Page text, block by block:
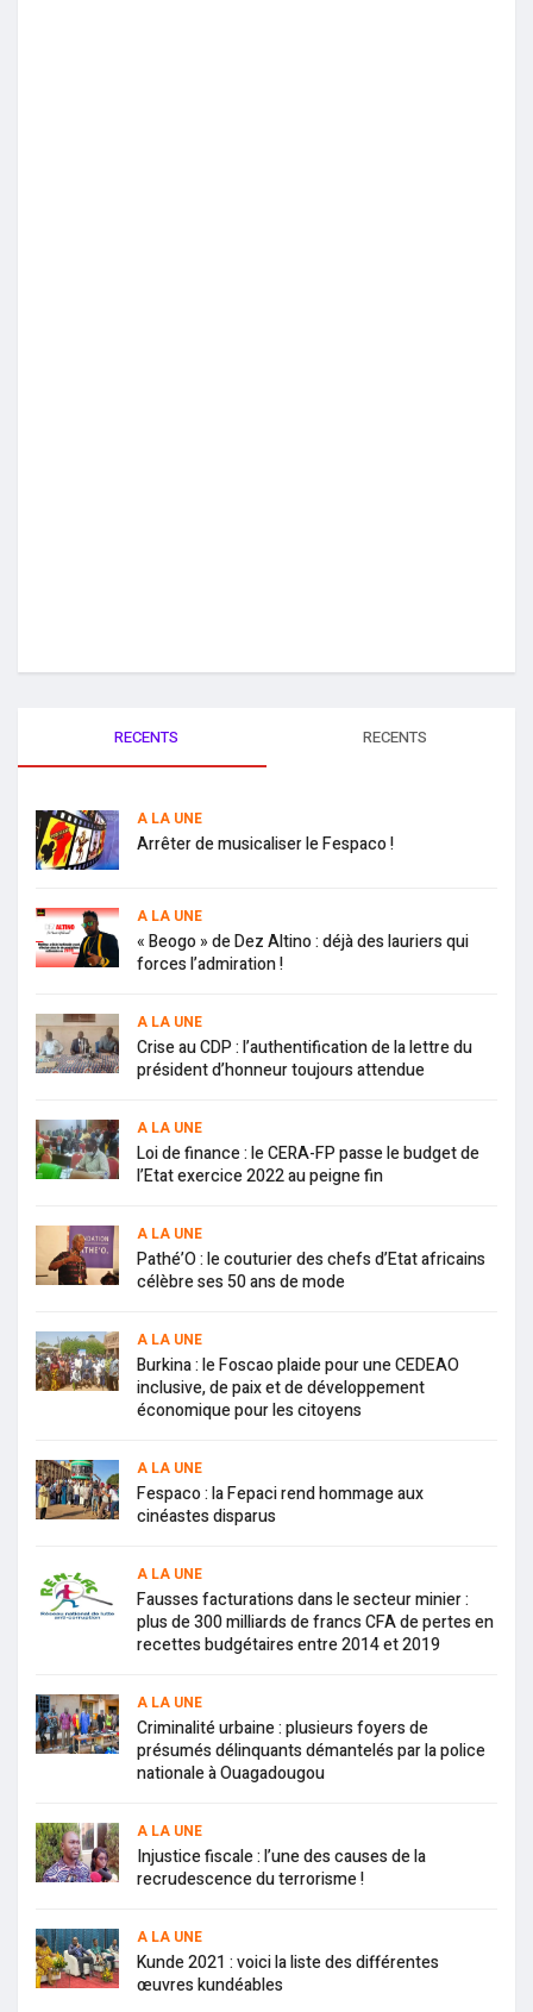
RECENTS RECENTS
A LA UNE
Arrêter de musicaliser le Fespaco !
A LA UNE
« Beogo » de Dez Altino : déjà des lauriers qui
forces l’admiration !
A LA UNE
Crise au CDP : l’authentification de la lettre du
président d’honneur toujours attendue
A LA UNE
Loi de finance : le CERA-FP passe le budget de
l’Etat exercice 2022 au peigne fin
A LA UNE
Pathé’O : le couturier des chefs d’Etat africains
célèbre ses 50 ans de mode
A LA UNE
Burkina : le Foscao plaide pour une CEDEAO
inclusive, de paix et de développement
économique pour les citoyens
A LA UNE
Fespaco : la Fepaci rend hommage aux
cinéastes disparus
A LA UNE
Fausses facturations dans le secteur minier :
plus de 300 milliards de francs CFA de pertes en
recettes budgétaires entre 2014 et 2019
A LA UNE
Criminalité urbaine : plusieurs foyers de
présumés délinquants démantelés par la police
nationale à Ouagadougou
A LA UNE
Injustice fiscale : l’une des causes de la
recrudescence du terrorisme !
A LA UNE
Kunde 2021 : voici la liste des différentes
œuvres kundéables